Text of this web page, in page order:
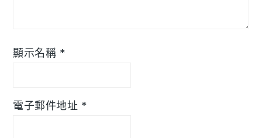
顯示名稱 *
電子郵件地址 *